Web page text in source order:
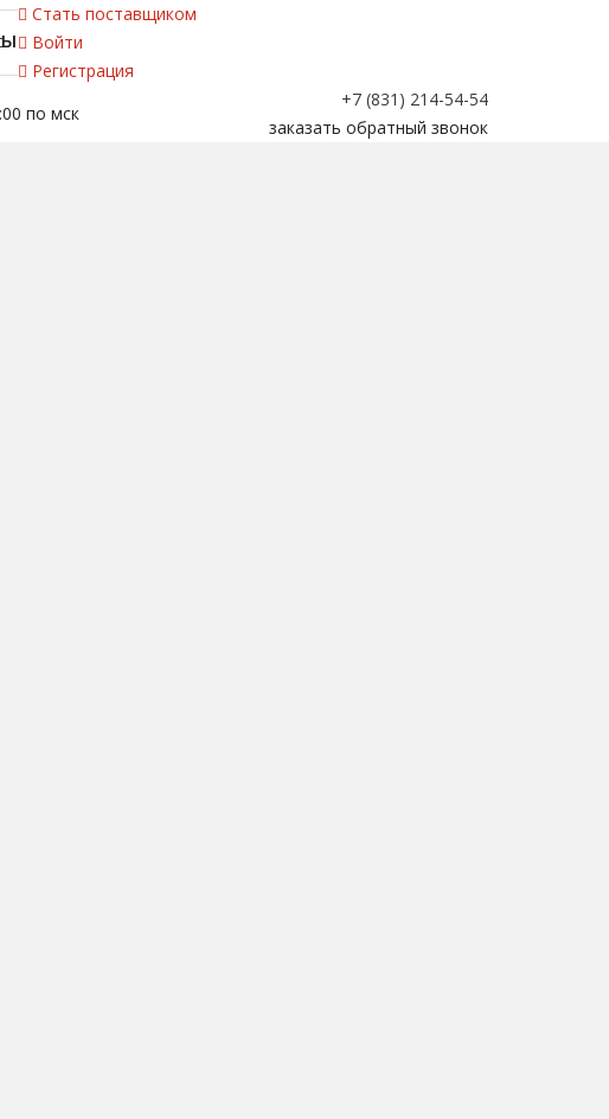
Стать поставщиком
Войти
Регистрация
по мск
+7 (831) 214-54-54
заказать обратный звонок